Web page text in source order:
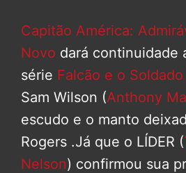
Capitão América:
Novo dará continuidade
série Falcão e o
Sam Wilson (Anthony
escudo e o manto
Rogers .Já que o LÍDER (
Nelson) confirmou sua